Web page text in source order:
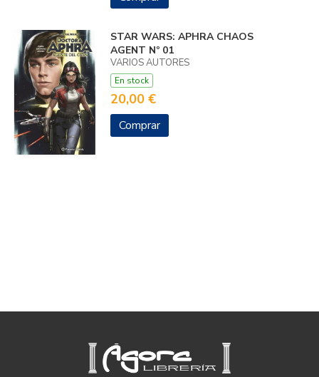
STAR WARS: APHRA CHAOS
AGENT Nº 01
VARIOS AUTORES
En stock
20,00 €
Comprar